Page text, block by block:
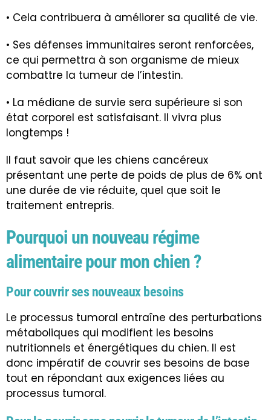
• Cela contribuera à améliorer sa qualité de vie.
• Ses défenses immunitaires seront renforcées,
ce qui permettra à son organisme de mieux
combattre la tumeur de l’intestin.
• La médiane de survie sera supérieure si son
état corporel est satisfaisant. Il vivra plus
longtemps !
Il faut savoir que les chiens cancéreux
présentant une perte de poids de plus de 6% ont
une durée de vie réduite, quel que soit le
traitement entrepris.
Pourquoi un nouveau régime
alimentaire pour mon chien ?
Pour couvrir ses nouveaux besoins
Le processus tumoral entraîne des perturbations
métaboliques qui modifient les besoins
nutritionnels et énergétiques du chien. Il est
donc impératif de couvrir ses besoins de base
tout en répondant aux exigences liées au
processus tumoral.